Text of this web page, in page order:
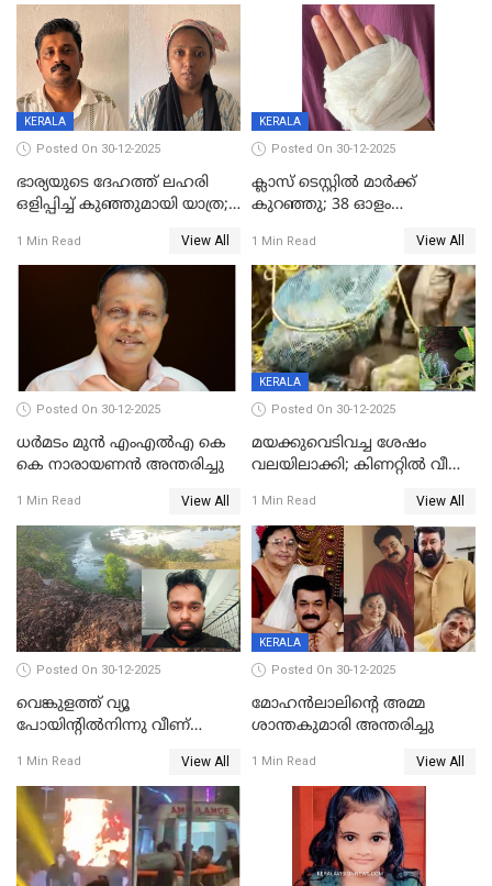
മരിച്ചു
KERALA
Posted On 30-12-2025
ഭാര്യയുടെ ദേഹത്ത് ലഹരി
ഒളിപ്പിച്ച് കുഞ്ഞുമായി യാത്ര;
പിടികൂടി പൊലീസ്
1 Min Read View All
KERALA
Posted On 30-12-2025
ക്ലാസ് ടെസ്റ്റിൽ മാർക്ക്
കുറഞ്ഞു; 38 ഓളം
സെന്ററിലെ അധ്യാപകന്‍
മർദിച്ചതായി പരാതി
1 Min Read View All
Posted On 30-12-2025
ധർമടം മുൻ എംഎല്‍എ കെ
കെ നാരായണന്‍ അന്തരിച്ചു
1 Min Read View All
KERALA
Posted On 30-12-2025
മയക്കുവെടിവച്ച ശേഷം
വലയിലാക്കി; കിണറ്റിൽ വീണ
1 Min Read View All
Posted On 30-12-2025
വെങ്കുളത്ത് വ്യൂ
പോയിന്റിൽനിന്നു വീണ്
1 Min Read View All
KERALA
Posted On 30-12-2025
മോഹന്‍ലാലിന്‍റെ അമ്മ
ശാന്തകുമാരി അന്തരിച്ചു
1 Min Read View All